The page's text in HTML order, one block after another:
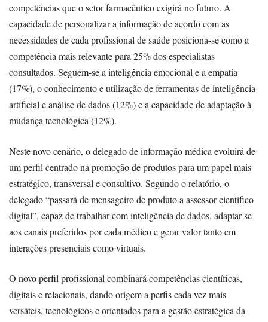
competências que o setor farmacêutico exigirá no futuro. A
capacidade de personalizar a informação de acordo com as
necessidades de cada profissional de saúde posiciona-se como a
competência mais relevante para 25% dos especialistas
consultados. Seguem-se a inteligência emocional e a empatia
(17%), o conhecimento e utilização de ferramentas de inteligência
artificial e análise de dados (12%) e a capacidade de adaptação à
mudança tecnológica (12%).
Neste novo cenário, o delegado de informação médica evoluirá de
um perfil centrado na promoção de produtos para um papel mais
estratégico, transversal e consultivo. Segundo o relatório, o
delegado “passará de mensageiro de produto a assessor científico
digital”, capaz de trabalhar com inteligência de dados, adaptar-se
aos canais preferidos por cada médico e gerar valor tanto em
interações presenciais como virtuais.
O novo perfil profissional combinará competências científicas,
digitais e relacionais, dando origem a perfis cada vez mais
versáteis, tecnológicos e orientados para a gestão estratégica da